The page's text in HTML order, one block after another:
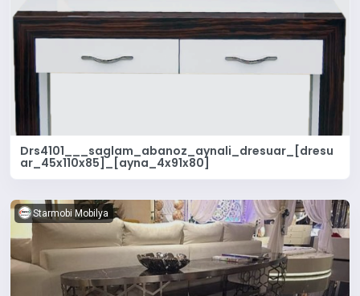
Drs4101___saglam_abanoz_aynali_dresuar_[dresu
ar_45x110x85]_[ayna_4x91x80]
Starmobi Mobilya